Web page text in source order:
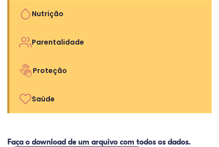
Nutrição
Parentalidade
Proteção
Saúde
Faça o download de um arquivo com todos os dados.